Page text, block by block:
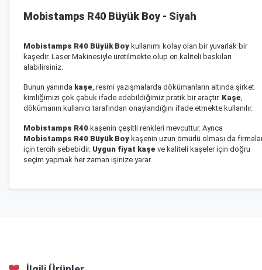
Mobistamps R40 Büyük Boy - Siyah
Mobistamps R40 Büyük Boy kullanımı kolay olan bir yuvarlak bir
kaşedir. Laser Makinesiyle üretilmekte olup en kaliteli baskıları
alabilirsiniz.
Bunun yanında kaşe , resmi yazışmalarda dökümanların altında şirket
kimliğimizi çok çabuk ifade edebildiğimiz pratik bir araçtır. Kaşe
dökümanın kullanıcı tarafından onaylandığını ifade etmekte kullanılır.
Mobistamps R40 kaşenin çeşitli renkleri mevcuttur. Ayrıca
Mobistamps R40 Büyük Boy kaşenin uzun ömürlü olması da
için tercih sebebidir. Uygun fiyat kaşe ve kaliteli kaşeler için doğru
seçim yapmak her zaman işinize yarar.